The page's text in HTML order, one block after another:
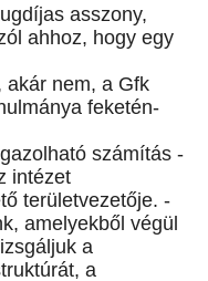
asszony,
ahhoz, hogy egy
akár nem, a Gfk
feketén-
számítás -
intézet
területvezetője. -
amelyekből végül
a
a